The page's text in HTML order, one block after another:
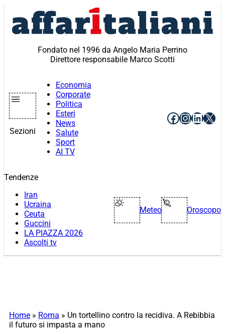
contenuto
Fondato nel 1996 da Angelo Maria Perrino
Direttore responsabile Marco Scotti
Sezioni
Economia
Corporate
Politica
Esteri
News
Salute
Sport
AI TV
Facebook
X
Tendenze
Iran
Ucraina
Ceuta
Guccini
LA PIAZZA 2026
Ascolti tv
Meteo Oroscopo
Home » Roma » Un tortellino contro la recidiva. A Rebibbia
il futuro si impasta a mano